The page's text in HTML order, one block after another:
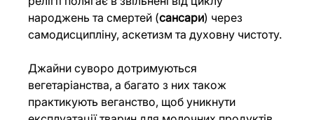
народжень та смертей (сансари) через
самодисципліну, аскетизм та духовну чистоту.
Джайни суворо дотримуються
вегетаріанства, а багато з них також
практикують веганство, щоб уникнути